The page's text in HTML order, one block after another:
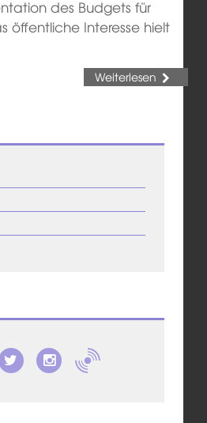
des Budgets für
öffentliche Interesse hielt
Weiterlesen